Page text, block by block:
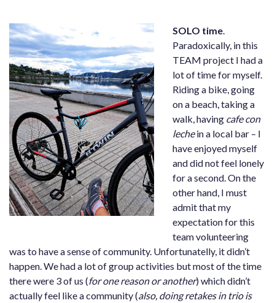
SOLO time
Paradoxically, in this
TEAM project I had a
lot of time for myself.
Riding a bike, going
on a beach, taking a
walk, having cafe con
lechein a local bar – I
have enjoyed myself
and did not feel lonely
for a second. On the
other hand, I must
admit that my
expectation for this
team volunteering
was to have a sense of community. Unfortunatelly, it didn’t
happen. We had a lot of group activities but most of the time
there were 3 of us (for one reason or another) which didn’t
actually feel like a community (also, doing retakes in trio is